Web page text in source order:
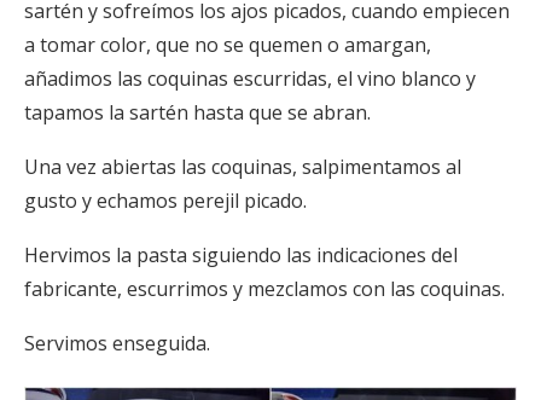
sartén y sofreímos los ajos picados, cuando empiecen
a tomar color, que no se quemen o amargan,
añadimos las coquinas escurridas, el vino blanco y
tapamos la sartén hasta que se abran.
Una vez abiertas las coquinas, salpimentamos al
gusto y echamos perejil picado.
Hervimos la pasta siguiendo las indicaciones del
fabricante, escurrimos y mezclamos con las coquinas.
Servimos enseguida.